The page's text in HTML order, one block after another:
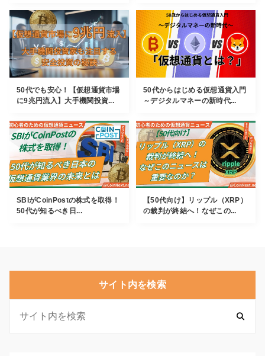
50代でも安心！【仮想通貨市場
に9兆円流入】大手機関投資...
50代からはじめる仮想通貨入門
～デジタルマネーの新時代...
SBIがCoinPostの株式を取得！
50代が知るべき日...
【50代向け】リップル（XRP）
の裁判が終結へ！なぜこの...
サイト内を検索